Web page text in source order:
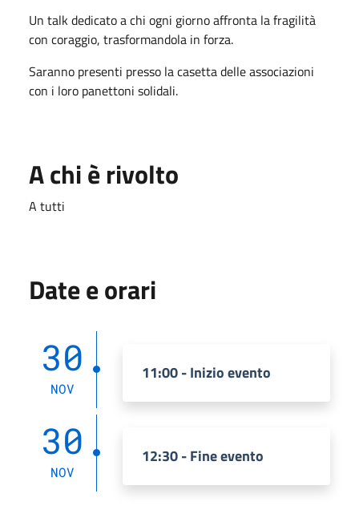
Un talk dedicato a chi ogni giorno affronta la fragilità
con coraggio, trasformandola in forza.
Saranno presenti presso la casetta delle associazioni
con i loro panettoni solidali.
A chi è rivolto
A tutti
Date e orari
30
NOV
11:00 - Inizio evento
30
NOV
12:30 - Fine evento